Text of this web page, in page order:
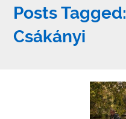
Posts Tagged:
Csákányi